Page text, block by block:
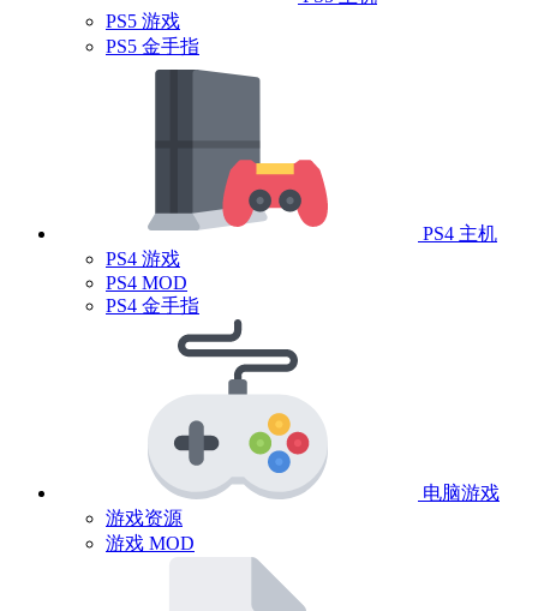
PS5 游戏
PS5 金手指
PS4 主机
PS4 游戏
PS4 MOD
PS4 金手指
电脑游戏
游戏资源
游戏 MOD